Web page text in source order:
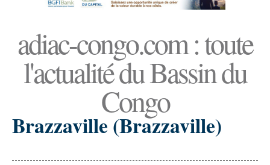
adiac-congo.com : toute
l'actualité du Bassin du
Congo
Brazzaville (Brazzaville)